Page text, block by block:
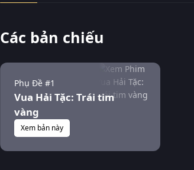
Các bản chiếu
Phụ Đề #1
Vua Hải Tặc: Trái tim
vàng
Xem bản này